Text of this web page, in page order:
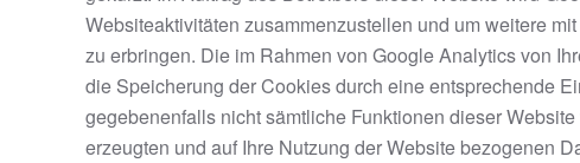
Websiteaktivitäten zusammenzustellen und um weitere
zu erbringen. Die im Rahmen von Google Analytics von
die Speicherung der Cookies durch eine entsprechende
gegebenenfalls nicht sämtliche Funktionen dieser
erzeugten und auf Ihre Nutzung der Website bezogenen